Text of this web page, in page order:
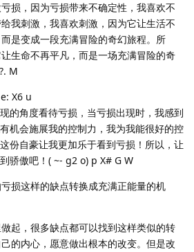
损，因为亏损带来不确定性，我喜欢不
我刺激，我喜欢刺激，因为它让生活不
是变成一段充满冒险的奇幻旅程。所
生命不再平凡，而是一场充满冒险的奇
M
X6 u
的角度看待亏损，当亏损出现时，我感到
机会施展我的控制力，我为我能很好的控
份自豪让我更加乐于看到亏损！所以，让
骄傲吧！( ~- g2 o) p X# G W
损这样的缺点转换成充满正能量的机
起，很多缺点都可以找到这样类似的转
的内心，愿意做出根本的改变。但是改